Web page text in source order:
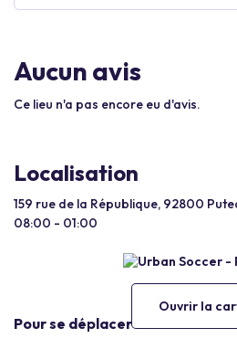
Aucun avis
Ce lieu n'a pas encore eu d'avis.
Localisation
159 rue de la République, 92800
08:00 - 01:00
Ouvrir la
Pour se déplacer